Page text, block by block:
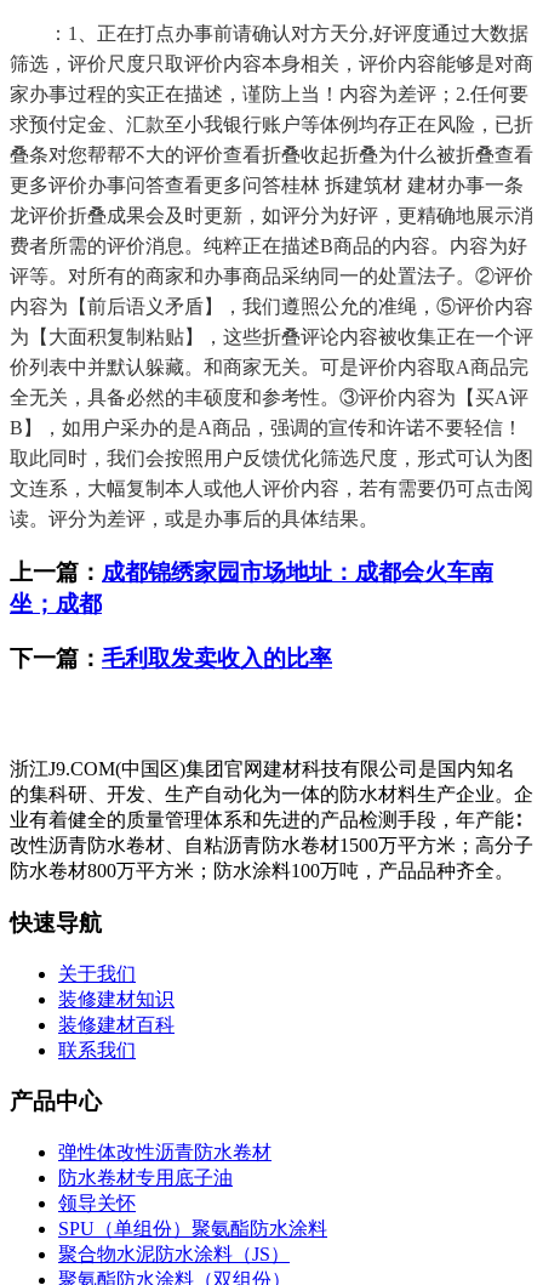
：1、正在打点办事前请确认对方天分,好评度通过大数据
筛选，评价尺度只取评价内容本身相关，评价内容能够是对商
家办事过程的实正在描述，谨防上当！内容为差评；2.任何要
求预付定金、汇款至小我银行账户等体例均存正在风险，已折
叠条对您帮帮不大的评价查看折叠收起折叠为什么被折叠查看
更多评价办事问答查看更多问答桂林 拆建筑材 建材办事一条
龙评价折叠成果会及时更新，如评分为好评，更精确地展示消
费者所需的评价消息。纯粹正在描述B商品的内容。内容为好
评等。对所有的商家和办事商品采纳同一的处置法子。②评价
内容为【前后语义矛盾】，我们遵照公允的准绳，⑤评价内容
为【大面积复制粘贴】，这些折叠评论内容被收集正在一个评
价列表中并默认躲藏。和商家无关。可是评价内容取A商品完
全无关，具备必然的丰硕度和参考性。③评价内容为【买A评
B】，如用户采办的是A商品，强调的宣传和许诺不要轻信！
取此同时，我们会按照用户反馈优化筛选尺度，形式可认为图
文连系，大幅复制本人或他人评价内容，若有需要仍可点击阅
读。评分为差评，或是办事后的具体结果。
上一篇： 成都锦绣家园市场地址：成都会火车南
坐；成都
下一篇： 毛利取发卖收入的比率
浙江J9.COM(中国区)集团官网建材科技有限公司是国内知名
的集科研、开发、生产自动化为一体的防水材料生产企业。企
业有着健全的质量管理体系和先进的产品检测手段，年产能∶
改性沥青防水卷材、自粘沥青防水卷材1500万平方米；高分子
防水卷材800万平方米；防水涂料100万吨，产品品种齐全。
快速导航
关于我们
装修建材知识
装修建材百科
联系我们
产品中心
弹性体改性沥青防水卷材
防水卷材专用底子油
领导关怀
SPU（单组份）聚氨酯防水涂料
聚合物水泥防水涂料（JS）
聚氨酯防水涂料（双组份）